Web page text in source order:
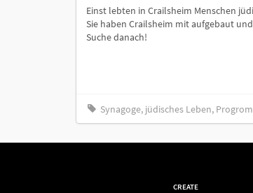
Einst lebten in Crailsheim Menschen
Sie haben Crailsheim mit aufgebaut
Suche danach!
Synagoge, jüdisches Leben,
CREATE